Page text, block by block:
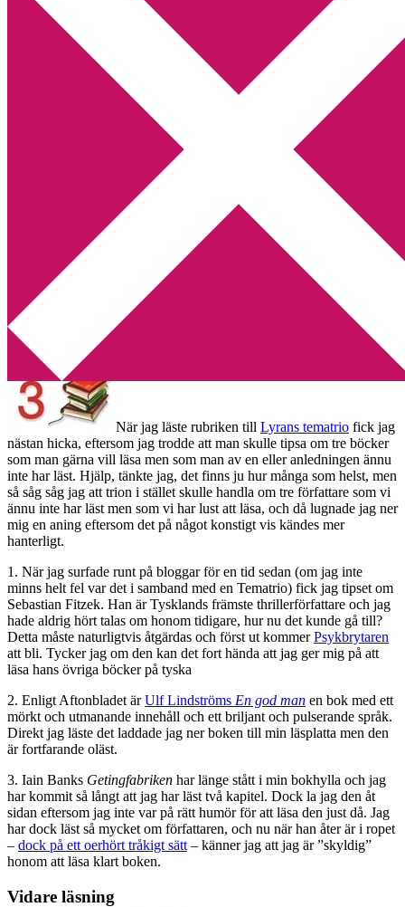
Hem
Boktolva
Författarfemman
Kontakt
Webbshop Amazon
Utskriftscentralen
Min tv-blogg
You are here:Home /Tematrio – Fortfarande oläst
Tematrio – Fortfarande oläst
2013-04-09 Annika
När jag läste rubriken till Lyrans tematrio fick jag
nästan hicka, eftersom jag trodde att man skulle tipsa om tre böcker
som man gärna vill läsa men som man av en eller anledningen ännu
inte har läst. Hjälp, tänkte jag, det finns ju hur många som helst, men
så såg såg jag att trion i stället skulle handla om tre författare som vi
ännu inte har läst men som vi har lust att läsa, och då lugnade jag ner
mig en aning eftersom det på något konstigt vis kändes mer
hanterligt.
1. När jag surfade runt på bloggar för en tid sedan (om jag inte
minns helt fel var det i samband med en Tematrio) fick jag tipset om
Sebastian Fitzek. Han är Tysklands främste thrillerförfattare och jag
hade aldrig hört talas om honom tidigare, hur nu det kunde gå till?
Detta måste naturligtvis åtgärdas och först ut kommerPsykbrytaren
att bli. Tycker jag om den kan det fort hända att jag ger mig på att
läsa hans övriga böcker på tyska
2. Enligt Aftonbladet ärUlf Lindströms En god man en bok med ett
mörkt och utmanande innehåll och ett briljant och pulserande språk.
Direkt jag läste det laddade jag ner boken till min läsplatta men den
är fortfarande oläst.
3. Iain Banks Getingfabriken har länge stått i min bokhylla och jag
har kommit så långt att jag har läst två kapitel. Dock la jag den åt
sidan eftersom jag inte var på rätt humör för att läsa den just då. Jag
har dock läst så mycket om författaren, och nu när han åter är i ropet
– dock på ett oerhört tråkigt sätt – känner jag att jag är ”skyldig”
honom att läsa klart boken.
Vidare läsning